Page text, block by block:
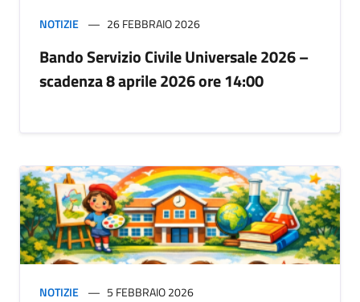
NOTIZIE 26 FEBBRAIO 2026
Bando Servizio Civile Universale 2026 –
scadenza 8 aprile 2026 ore 14:00
NOTIZIE 5 FEBBRAIO 2026